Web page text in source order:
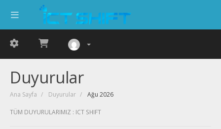
Duyurular
Ana Sayfa Duyurular Ağu 2026
TÜM DUYURULARIMIZ : ICT SHIFT